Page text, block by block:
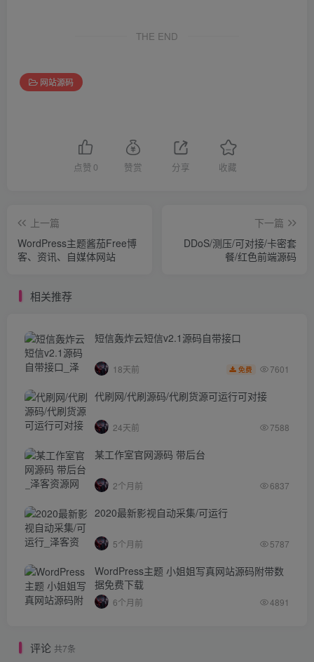
THE END
网站源码
点赞 0 赞赏 分享 收藏
上一篇
WordPress主题酱茄Free博
客、资讯、自媒体网站
下一篇
DDoS/测压/可对接/卡密套
餐/红色前端源码
相关推荐
短信轰炸云短信v2.1源码自带接口
18天前 免费 7601
代刷网/代刷源码/代刷货源可运行可对接
24天前 7588
某工作室官网源码 带后台
2个月前 6837
2020最新影视自动采集/可运行
5个月前 5787
WordPress主题 小姐姐写真网站源码附带数
据免费下载
6个月前 4891
评论 共7条